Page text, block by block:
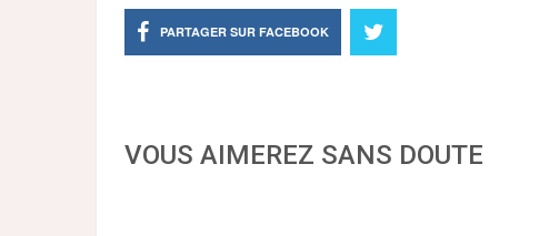
PARTAGER SUR FACEBOOK
VOUS AIMEREZ SANS DOUTE